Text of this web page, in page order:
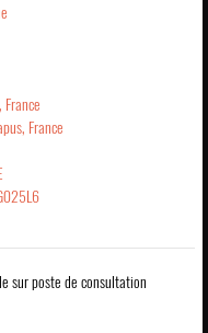
France
sur poste de consultation